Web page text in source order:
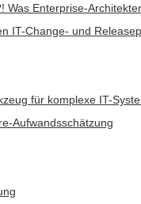
Enterprise-
IT-Change- und
für komplexe IT-
Aufwandsschätzung